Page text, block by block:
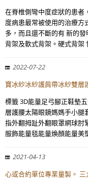
在脊椎側彎中度症狀的患者
度病患最常被使用的治療方
多，而且還不斷的有 新的
背架及軟式背架。硬式背架
2022-07-22
寶冰紗冰紗護肩帶冰紗雙
標籤 3D能量足弓腳正鞋墊
層護腰太陽眼鏡媽媽手小腿
指外翻拇趾外翻眼罩網球肘
服飾能量毯能量煥顏能量美
2021-04-13
心或合約單位專業量製。